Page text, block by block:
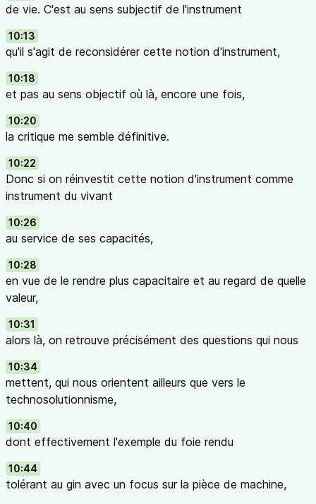
de vie. C'est au sens subjectif de l'instrument
10:13
qu'il s'agit de reconsidérer cette notion d'instrument,
10:18
et pas au sens objectif où là, encore une fois,
10:20
la critique me semble définitive.
10:22
Donc si on réinvestit cette notion d'instrument comme
instrument du vivant
10:26
au service de ses capacités,
10:28
en vue de le rendre plus capacitaire et au regard de quelle
valeur,
10:31
alors là, on retrouve précisément des questions qui nous
10:34
mettent, qui nous orientent ailleurs que vers le
technosolutionnisme,
10:40
dont effectivement l'exemple du foie rendu
10:44
tolérant au gin avec un focus sur la pièce de machine,